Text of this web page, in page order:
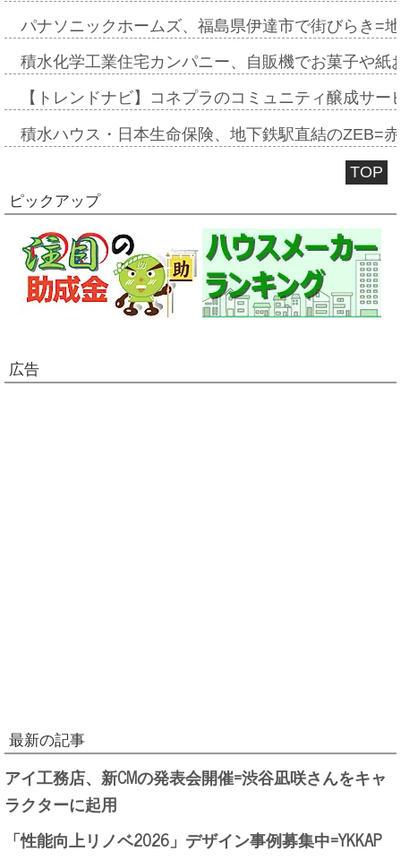
パナソニックホームズ、福島県伊達市で街びらき=
積水化学工業住宅カンパニー、自販機でお菓子や
【トレンドナビ】コネプラのコミュニティ醸成サ
積水ハウス・日本生命保険、地下鉄駅直結のZEB=
TOP
ピックアップ
広告
最新の記事
アイ工務店、新CMの発表会開催=渋谷凪咲さんをキャ
ラクターに起用
「性能向上リノベ2026」デザイン事例募集中=YKKAP